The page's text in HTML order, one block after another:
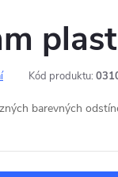
Kód produktu:
barevných